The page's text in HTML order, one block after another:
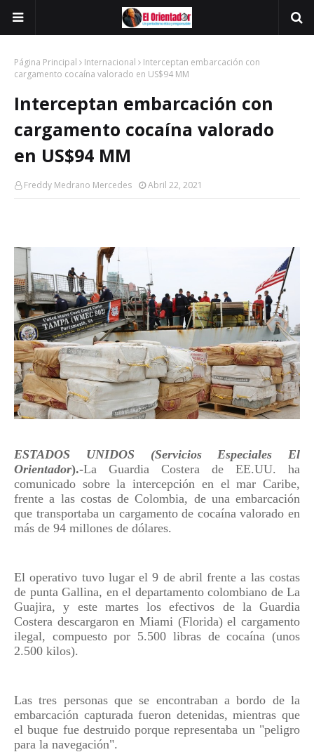
Página Principal Internacional
Interceptan embarcación con
cargamento cocaína valorado en US$94 MM
Interceptan embarcación con
cargamento cocaína valorado
en US$94 MM
Freddy Medrano Mercedes Abril 22, 2021
ESTADOS UNIDOS (Servicios Especiales El
Orientador).-La Guardia Costera de EE.UU. ha
comunicado sobre la intercepción en el mar Caribe,
frente a las costas de Colombia, de una embarcación
que transportaba un cargamento de cocaína valorado en
más de 94 millones de dólares.
El operativo tuvo lugar el 9 de abril frente a las costas
de punta Gallina, en el departamento colombiano de La
Guajira, y este martes los efectivos de la Guardia
Costera descargaron en Miami (Florida) el cargamento
ilegal, compuesto por 5.500 libras de cocaína (unos
2.500 kilos).
Las tres personas que se encontraban a bordo de la
embarcación capturada fueron detenidas, mientras que
el buque fue destruido porque representaba un "peligro
para la navegación".